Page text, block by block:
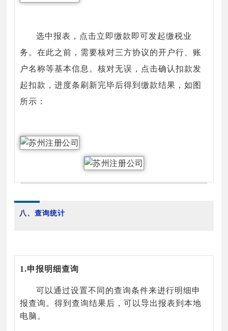
选中报表，点击立即缴款即可发起缴税业
务。在此之前，需要核对三方协议的开户行、账
户名称等基本信息。核对无误，点击确认扣款发
起扣款，进度条刷新完毕后得到缴款结果，如图
所示：
八、查询统计
1.申报明细查询
可以通过设置不同的查询条件来进行明细申
报查询。得到查询结果后，可以导出报表到本地
电脑。